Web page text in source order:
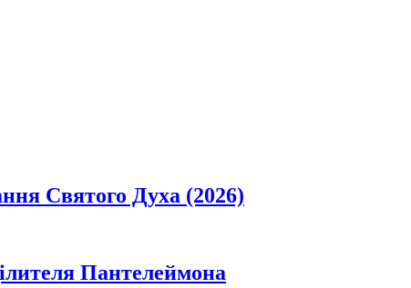
Святого Духа (2026)
Пантелеймона